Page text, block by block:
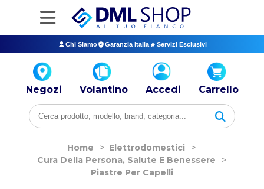
Chi Siamo Garanzia Italia Servizi Esclusivi
Negozi Volantino Accedi Carrello
Home > Elettrodomestici
>
Cura Della Persona, Salute E Benessere
>
Piastre Per Capelli